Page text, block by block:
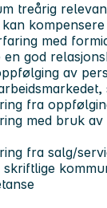
treårig
med
god
av
fra
med bruk
fra salg/